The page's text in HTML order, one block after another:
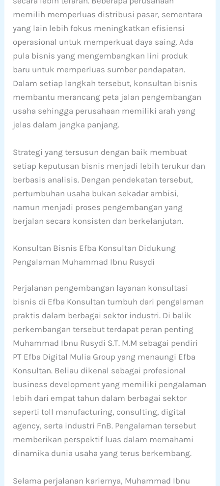
memilih memperluas distribusi pasar, sementara
yang lain lebih fokus meningkatkan efisiensi
operasional untuk memperkuat daya saing. Ada
pula bisnis yang mengembangkan lini produk
baru untuk memperluas sumber pendapatan.
Dalam setiap langkah tersebut, konsultan bisnis
membantu merancang peta jalan pengembangan
usaha sehingga perusahaan memiliki arah yang
jelas dalam jangka panjang.
Strategi yang tersusun dengan baik membuat
setiap keputusan bisnis menjadi lebih terukur dan
berbasis analisis. Dengan pendekatan tersebut,
pertumbuhan usaha bukan sekadar ambisi,
namun menjadi proses pengembangan yang
berjalan secara konsisten dan berkelanjutan.
Konsultan Bisnis Efba Konsultan Didukung
Pengalaman Muhammad Ibnu Rusydi
Perjalanan pengembangan layanan konsultasi
bisnis di Efba Konsultan tumbuh dari pengalaman
praktis dalam berbagai sektor industri. Di balik
perkembangan tersebut terdapat peran penting
Muhammad Ibnu Rusydi S.T. M.M sebagai pendiri
PT Efba Digital Mulia Group yang menaungi Efba
Konsultan. Beliau dikenal sebagai profesional
business development yang memiliki pengalaman
lebih dari empat tahun dalam berbagai sektor
seperti toll manufacturing, consulting, digital
agency, serta industri FnB. Pengalaman tersebut
memberikan perspektif luas dalam memahami
dinamika dunia usaha yang terus berkembang.
Selama perjalanan kariernya, Muhammad Ibnu